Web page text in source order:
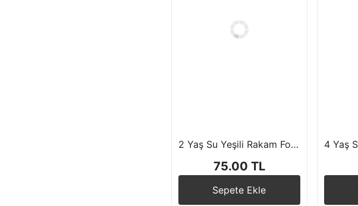
2 Yaş Su Yeşili Rakam Folyo Balon 76 cm
75.00 TL
Sepete Ekle